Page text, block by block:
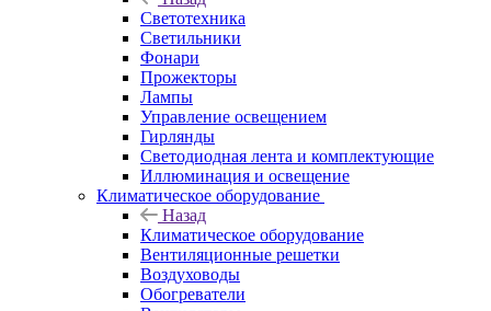
Светотехника
Светильники
Фонари
Прожекторы
Лампы
Управление освещением
Гирлянды
Светодиодная лента и комплектующие
Иллюминация и освещение
Климатическое оборудование
Назад
Климатическое оборудование
Вентиляционные решетки
Воздуховоды
Обогреватели